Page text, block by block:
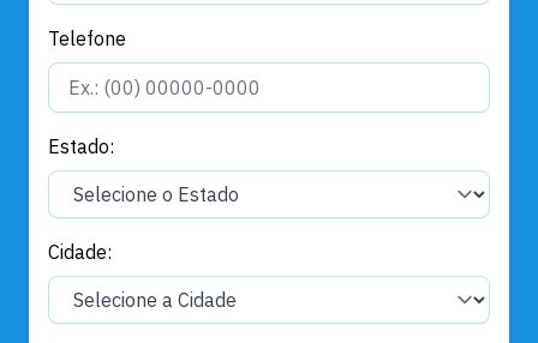
Telefone
Estado:
Cidade: